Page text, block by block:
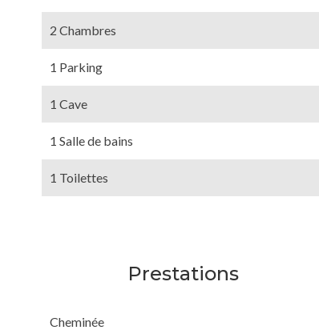
2 Chambres
1 Parking
1 Cave
1 Salle de bains
1 Toilettes
Prestations
Cheminée